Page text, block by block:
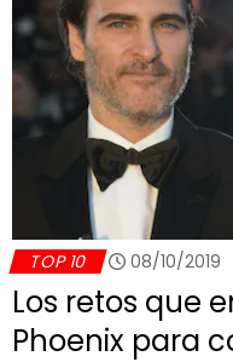
TOP 10 08/10/2019
Los retos que
Phoenix para